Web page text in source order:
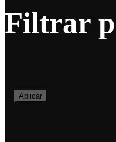
Filtrar
— Aplicar